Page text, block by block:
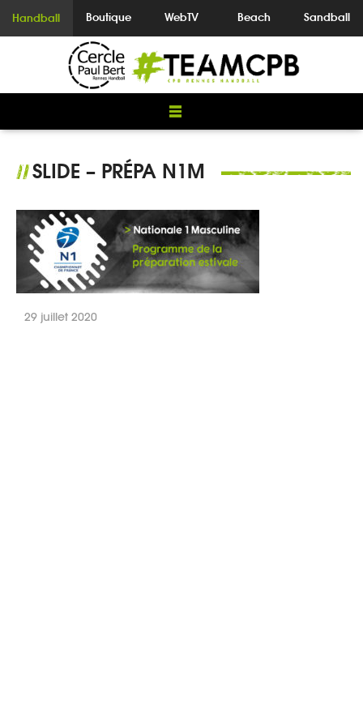
Handball Boutique WebTV Beach Sandball
//SLIDE – PRÉPA N1M
29 juillet 2020